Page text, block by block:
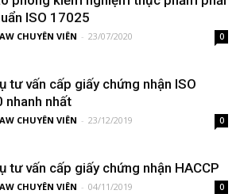
ISO 17025
CHUYÊN VIÊN - 23/07/2020 0
tư vấn cấp giấy chứng nhận ISO
nhanh nhất
CHUYÊN VIÊN - 23/12/2019 0
tư vấn cấp giấy chứng nhận HACCP
CHUYÊN VIÊN - 04/11/2019 0